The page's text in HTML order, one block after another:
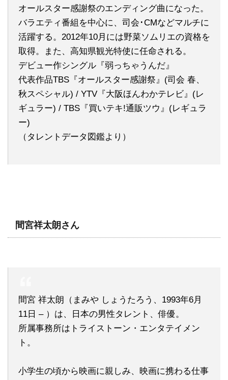
オールスター感謝祭のエンディング曲になった。
バラエティ番組を中心に、司会･CMなどマルチに
活躍する。2012年10月には野菜ソムリエの資格を
取得。また、高知県観光特使に任命される。
デビュー作シングル『弱っちゃうんだ』
代表作品TBS『オールスター感謝祭』(司会 春、
秋スペシャル) / YTV『大阪ほんわかテレビ』(レ
ギュラー) / TBS『買いテキ!通販ツウ』(レギュラ
ー)
（タレントデータ図鑑より）
間宮祥太朗さん
間宮 祥太朗（まみや しょうたろう、1993年6月
11日 – ）は、日本の男性タレント、俳優。
所属事務所はトライストーン・エンタテイメン
ト。
小学生の頃から映画に親しみ、映画に携わる仕事